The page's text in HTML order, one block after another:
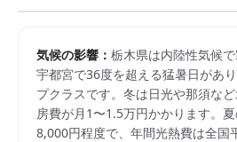
気候の影響： 栃木県は内陸性気候
宇都宮で36度を超える猛暑日があ
プクラスです。冬は日光や那須な
房費が月1〜1.5万円かかります。
8,000円程度で、年間光熱費は全国